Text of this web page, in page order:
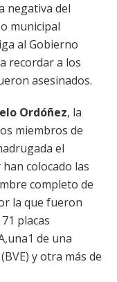
negativa del
municipal
al Gobierno
recordar a los
asesinados.
Ordóñez, la
miembros de
el
colocado las
completo de
la que fueron
placas
de una
y otra más de